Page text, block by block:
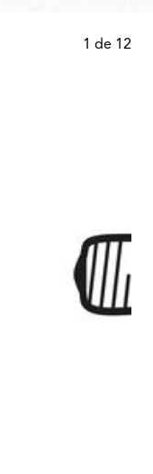
1 de 12